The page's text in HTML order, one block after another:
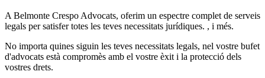
A Belmonte Crespo Advocats, oferim un espectre complet de serveis
legals per satisfer totes les teves necessitats jurídiques. , i més.
No importa quines siguin les teves necessitats legals, nel vostre bufet
d'advocats està compromès amb el vostre èxit i la protecció dels
vostres drets.